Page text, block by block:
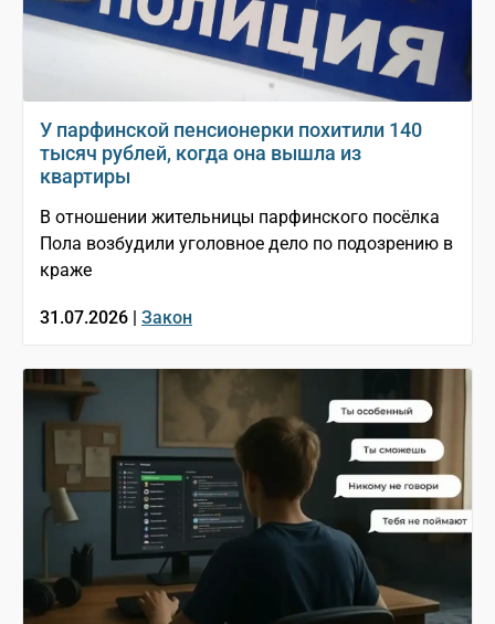
У парфинской пенсионерки похитили 140
тысяч рублей, когда она вышла из
квартиры
В отношении жительницы парфинского посёлка
Пола возбудили уголовное дело по подозрению в
краже
31.07.2026 | Закон